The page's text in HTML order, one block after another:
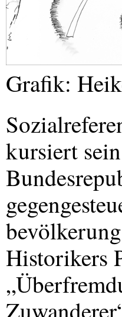
Grafik:
kursiert
Historikers